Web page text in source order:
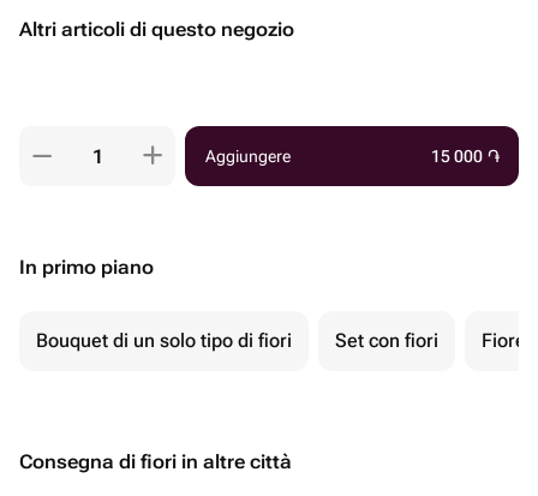
Altri articoli di questo negozio
Aggiungere 15 000 ֏
In primo piano
Bouquet di un solo tipo di fiori Set con fiori Fiore
Consegna di fiori in altre città